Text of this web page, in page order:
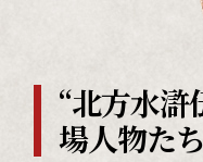
“北方水滸
場人物たち